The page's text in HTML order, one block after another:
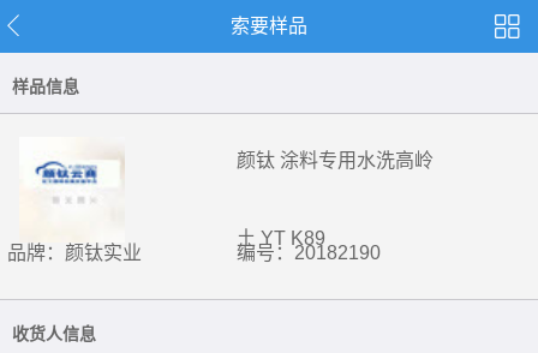
索要样品
样品信息
颜钛 涂料专用水洗高岭
土 YT K89
品牌：颜钛实业 编号：20182190
收货人信息